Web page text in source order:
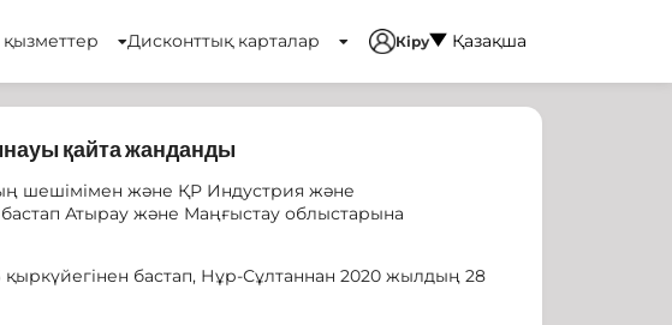
Дисконттық карталар Кіру Қазақша
қайта жанданды
шешімімен және ҚР Индустрия және
Атырау және Маңғыстау облыстарына
бастап, Нұр-Сұлтаннан 2020 жылдың 28